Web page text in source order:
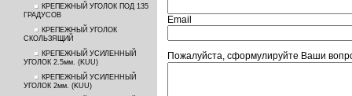
КРЕПЕЖНЫЙ УГОЛОК ПОД 135
ГРАДУСОВ
КРЕПЕЖНЫЙ УГОЛОК
СКОЛЬЗЯЩИЙ
КРЕПЕЖНЫЙ УСИЛЕННЫЙ
УГОЛОК 2.5мм. (KUU)
КРЕПЕЖНЫЙ УСИЛЕННЫЙ
УГОЛОК 2мм. (KUU)
Email
Пожалуйста, сформулируйте Ваши